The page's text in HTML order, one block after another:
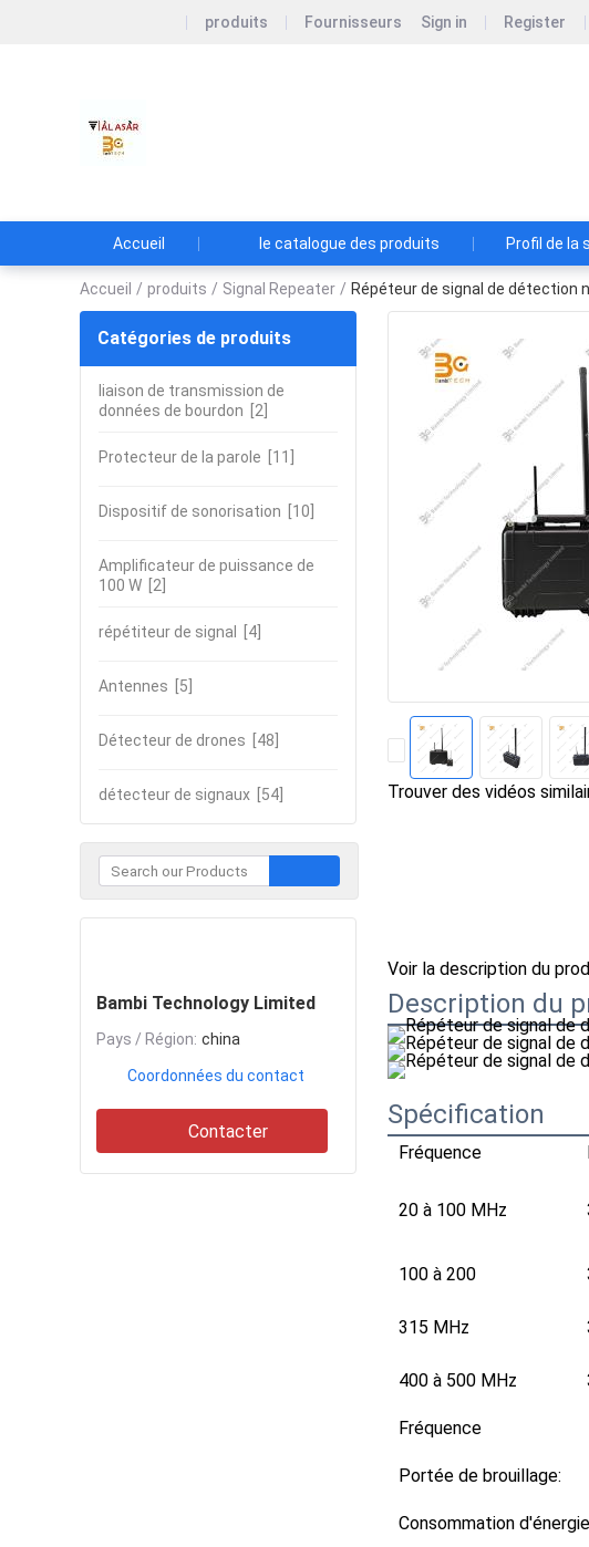
produits Fournisseurs Sign in Register
Accueil le catalogue des produits Profil de la
Accueil / produits / Signal Repeater / Répéteur de signal de détection
Catégories de produits
liaison de transmission de
données de bourdon [2]
Protecteur de la parole [11]
Dispositif de sonorisation [10]
Amplificateur de puissance de
100 W [2]
répétiteur de signal [4]
Antennes [5]
Détecteur de drones [48]
détecteur de signaux [54]
Bambi Technology Limited
Pays / Région: china
Coordonnées du contact
Contacter
Trouver des vidéos
Voir la description du
Description du
Spécification
Fréquence
20 à 100 MHz
100 à 200
315 MHz
400 à 500 MHz
Fréquence
Portée de brouillage:
Consommation